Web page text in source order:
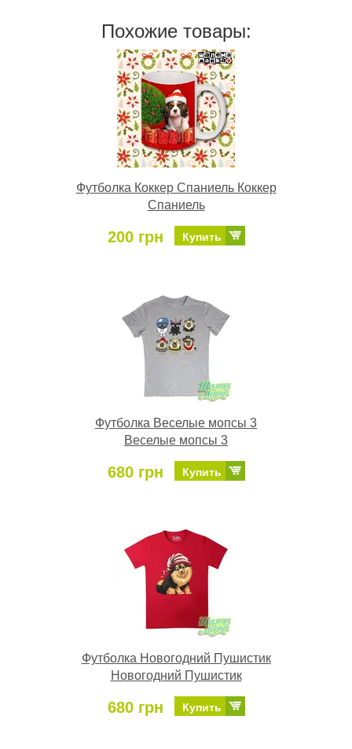
Похожие товары:
Футболка Коккер Спаниель Коккер
Спаниель
200 грн Купить
Футболка Веселые мопсы 3
Веселые мопсы 3
680 грн Купить
Футболка Новогодний Пушистик
Новогодний Пушистик
680 грн Купить